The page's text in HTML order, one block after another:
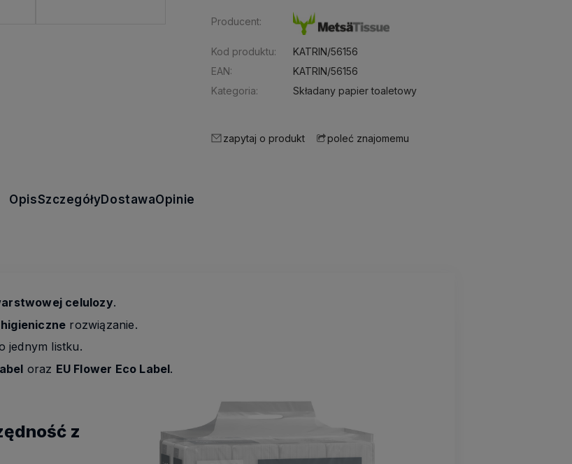
Producent:
Kod produktu:
KATRIN/56156
EAN:
KATRIN/56156
Kategoria:
Składany papier toaletowy
zapytaj o produkt poleć znajomemu
OpisSzczegółyDostawaOpinie
celulozy.
higieniczne rozwiązanie.
jednym listku.
oraz EU Flower Eco Label.
z